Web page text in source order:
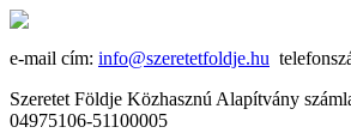
e-mail cím: info@szeretetfoldje.hu
Szeretet Földje Közhasznú Alapítvány
04975106-51100005